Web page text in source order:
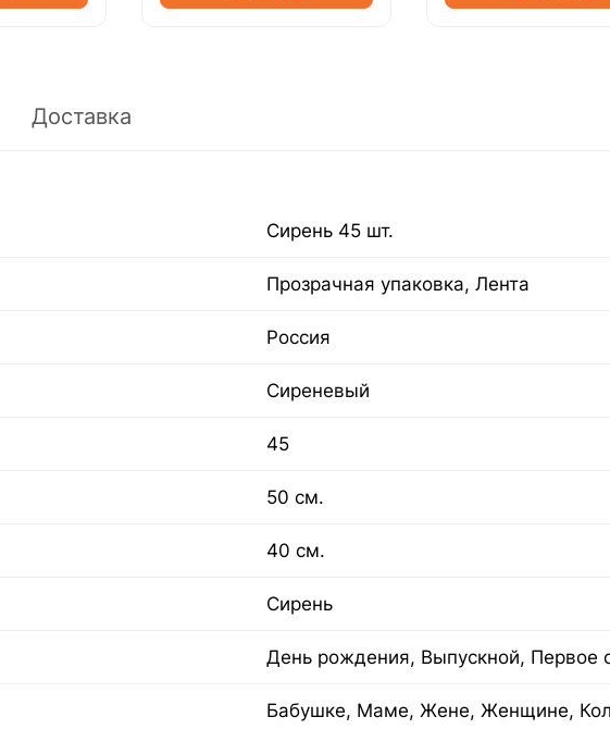
Доставка
Сирень 45 шт.
Прозрачная упаковка, Лента
Россия
Сиреневый
45
50 см.
40 см.
Сирень
День рождения, Выпускной, Первое
Бабушке, Маме, Жене, Женщине,